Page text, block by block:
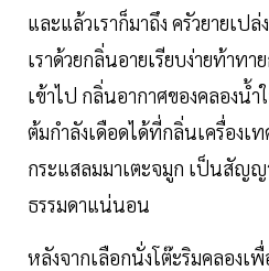
และแล้วเราก็มาถึง ครัวยายเ
เราด้วยกลิ่นอายเรียบง่ายท้าท
เข้าไป กลิ่นอากาศของคลองน้
ต้มกำลังเดือดได้ที่กลิ่นเครื่องเท
กระแสลมมาเตะจมูก เป็นสัญ
ธรรมดาแน่นอน
หลังจากเลือกนั่งโต๊ะริมคลองเ